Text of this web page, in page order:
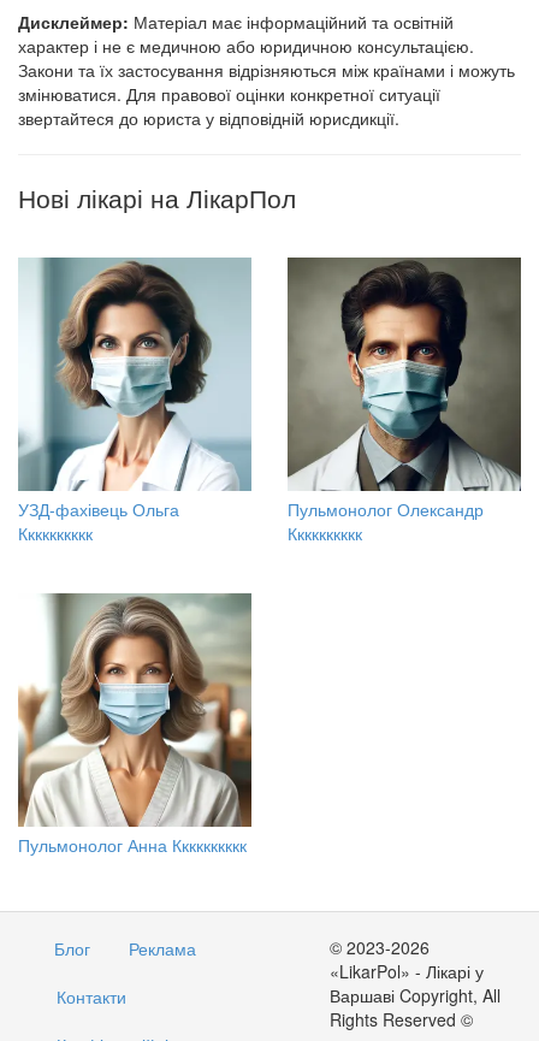
Дисклеймер: Матеріал має інформаційний та освітній
характер і не є медичною або юридичною консультацією.
Закони та їх застосування відрізняються між країнами і можуть
змінюватися. Для правової оцінки конкретної ситуації
звертайтеся до юриста у відповідній юрисдикції.
Нові лікарі на ЛікарПол
УЗД-фахівець Ольга
Кккккккккк
Пульмонолог Олександр
Кккккккккк
Пульмонолог Анна Кккккккккк
Блог
Реклама
Контакти
© 2023-2026
«LikarPol» - Лікарі у
Варшаві Copyright, All
Rights Reserved ©